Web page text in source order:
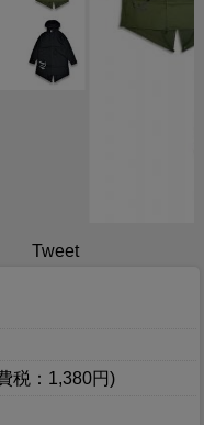
Tweet
税：1,380円)